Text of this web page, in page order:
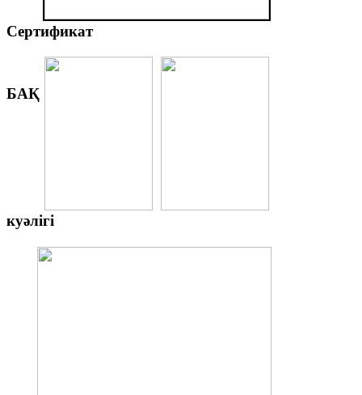
Сертификат
БАҚ
куәлігі